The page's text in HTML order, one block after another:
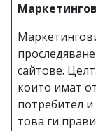
сайтове.
които имат
потребител и
това ги